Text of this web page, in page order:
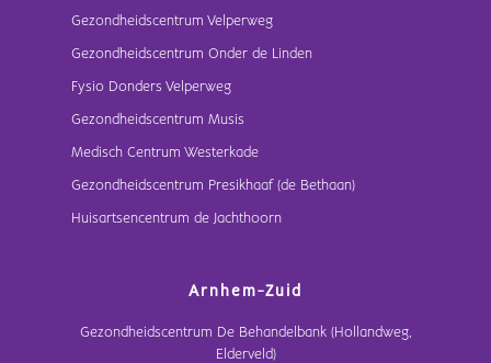
Gezondheidscentrum Velperweg
Gezondheidscentrum Onder de Linden
Fysio Donders Velperweg
Gezondheidscentrum Musis
Medisch Centrum Westerkade
Gezondheidscentrum Presikhaaf (de Bethaan)
Huisartsencentrum de Jachthoorn
Arnhem-Zuid
Gezondheidscentrum De Behandelbank (Hollandweg,
Elderveld)